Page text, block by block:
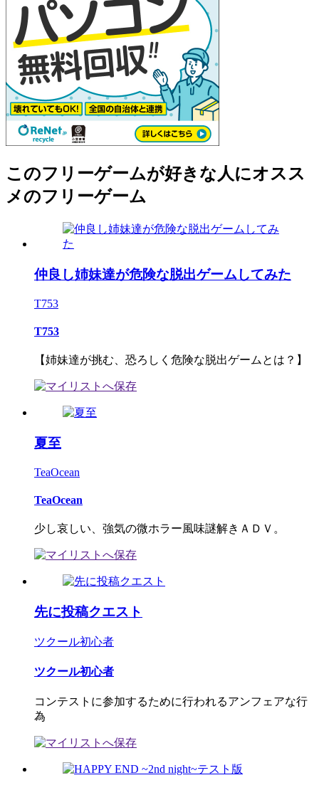
このフリーゲームが好きな人にオスス
メのフリーゲーム
仲良し姉妹達が危険な脱出ゲームしてみた
T753
T753
【姉妹達が挑む、恐ろしく危険な脱出ゲームとは？】
夏至
TeaOcean
TeaOcean
少し哀しい、強気の微ホラー風味謎解きＡＤＶ。
先に投稿クエスト
ツクール初心者
ツクール初心者
コンテストに参加するために行われるアンフェアな行
為